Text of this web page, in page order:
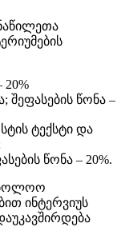
20%
შეფასების წონა –
ტექსტი და
წონა – 20%.
ინტერვიუს